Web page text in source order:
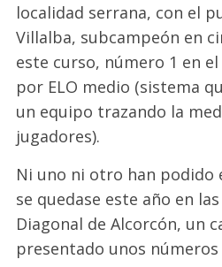
localidad serrana, con el
Villalba, subcampeón en
este curso, número 1 en
por ELO medio (sistema
un equipo trazando la
jugadores).
Ni uno ni otro han
se quedase este año en
Diagonal de Alcorcón, un
presentado unos